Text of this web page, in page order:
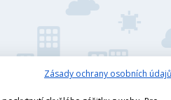
Zásady ochrany osobních údajů